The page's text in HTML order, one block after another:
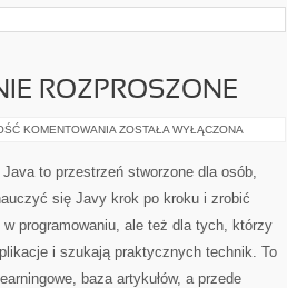
ROZPROSZONE
KOMENTOWANIA BIG
PRZETWARZANIE
ROZPROSZONE
ZOSTAŁA WYŁĄCZONA
Java to przestrzeń stworzone dla osób,
się Javy krok po kroku i zrobić
programowaniu, ale też dla tych, którzy
i szukają praktycznych technik. To
baza artykułów, a przede